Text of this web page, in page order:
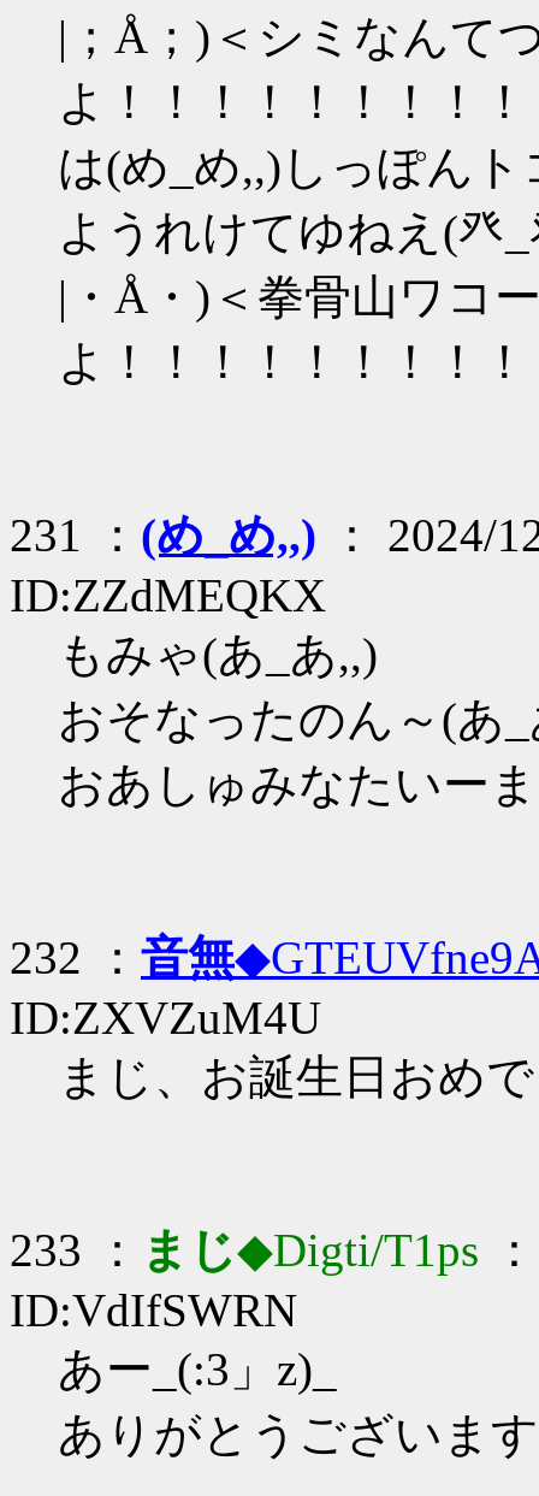
|；Å；)＜シミなんて
よ！！！！！！！！
は(め_め,,)しっぽん
ようれけてゆねえ(癶_
|・Å・)＜拳骨山ワコ
よ！！！！！！！！
231 ： (め_め,,) ： 2024/
ID:ZZdMEQKX
もみゃ(あ_あ,,)
おそなったのん～(あ
おあしゅみなたいー
232 ： 音無
ID:ZXVZuM4U
まじ、お誕生日おめ
233 ： まじ◆Digti/T1ps
ID:VdIfSWRN
あー_(:3」z)_
ありがとうございま